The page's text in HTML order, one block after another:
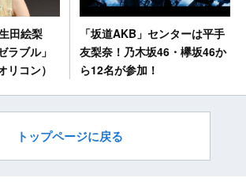
田絵梨
ラブル」
リコン）
「坂道AKB」センターは平手
友梨奈！乃木坂46・欅坂46か
ら12名が参加！
トップページに戻る